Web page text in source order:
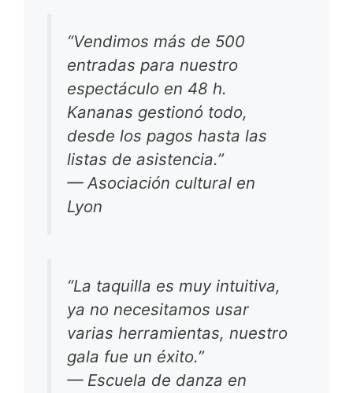
“Vendimos más de 500
entradas para nuestro
espectáculo en 48 h.
Kananas gestionó todo,
desde los pagos hasta las
listas de asistencia.”
—Asociación cultural en
Lyon
“La taquilla es muy intuitiva,
ya no necesitamos usar
varias herramientas, nuestro
gala fue un éxito.”
— Escuela de danza en